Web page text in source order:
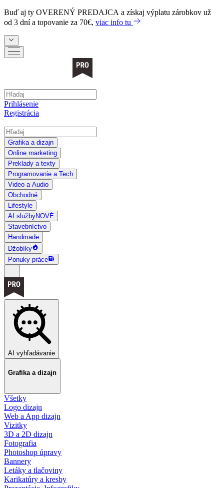
Buď aj ty OVERENÝ PREDAJCA a získaj výplatu zárobkov už
od 3 dní a topovanie za 70€, viac info tu
Prihlásenie
Registrácia
Grafika a dizajn
Online marketing
Preklady a texty
Programovanie a Tech
Video a Audio
Obchodné
Lifestyle
AI službyNOVÉ
Stavebníctvo
Handmade
Džobíky
Ponuky práce
AI vyhľadávanie
Grafika a dizajn
Všetky
Logo dizajn
Web a App dizajn
Vizitky
3D a 2D dizajn
Fotografia
Photoshop úpravy
Bannery
Letáky a tlačoviny
Karikatúry a kresby